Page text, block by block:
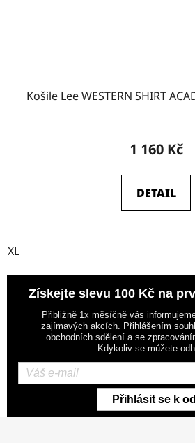
Košile Lee WESTERN SHIRT
1 160 Kč
DETAIL
XL
Získejte slevu 100 Kč na
Přibližně 1x měsíčně vás
zajímavých akcích. Přihlášením
obchodních sdělení a se
Kdykoliv se můžete
Přihlásit se k
Z